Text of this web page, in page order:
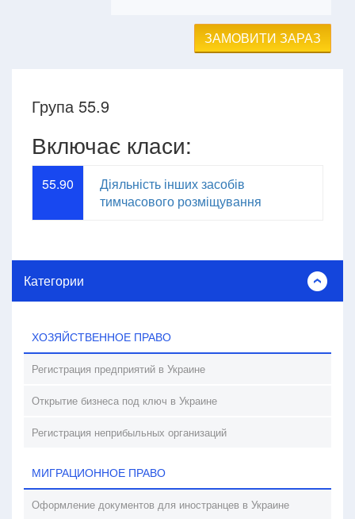
ЗАМОВИТИ ЗАРАЗ
Група 55.9
Включає класи:
55.90
Діяльність інших засобів
тимчасового розміщування
Категории
ХОЗЯЙСТВЕННОЕ ПРАВО
Регистрация предприятий в Украине
Открытие бизнеса под ключ в Украине
Регистрация неприбыльных организаций
МИГРАЦИОННОЕ ПРАВО
Оформление документов для иностранцев в Украине